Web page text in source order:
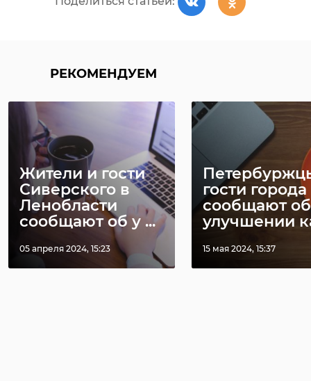
РЕКОМЕНДУЕМ
Жители и гости
Сиверского в
Ленобласти
сообщают об у ...
05 апреля 2024, 15:23
гости города
сообщают об
улучшении
15 мая 2024, 15:37